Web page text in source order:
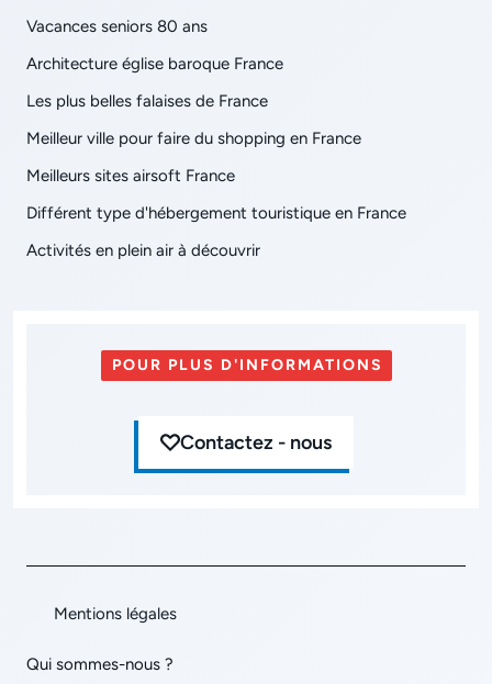
Vacances seniors 80 ans
Architecture église baroque France
Les plus belles falaises de France
Meilleur ville pour faire du shopping en France
Meilleurs sites airsoft France
Différent type d'hébergement touristique en France
Activités en plein air à découvrir
POUR PLUS D'INFORMATIONS
Contactez - nous
Mentions légales
Qui sommes-nous ?